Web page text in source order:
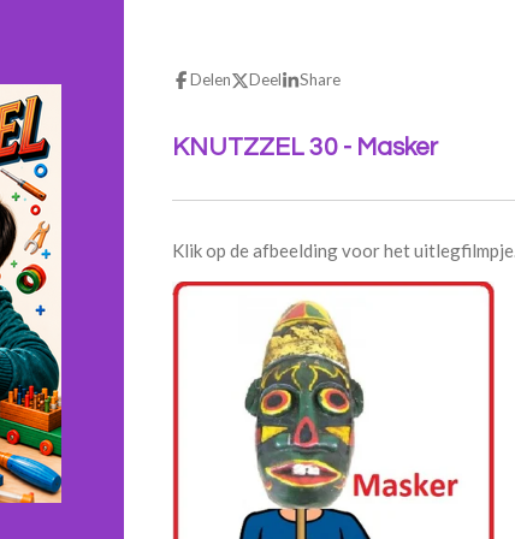
Delen Deel Share
KNUTZZEL 30 - Masker
Klik op de afbeelding voor het uitlegfilmpje.